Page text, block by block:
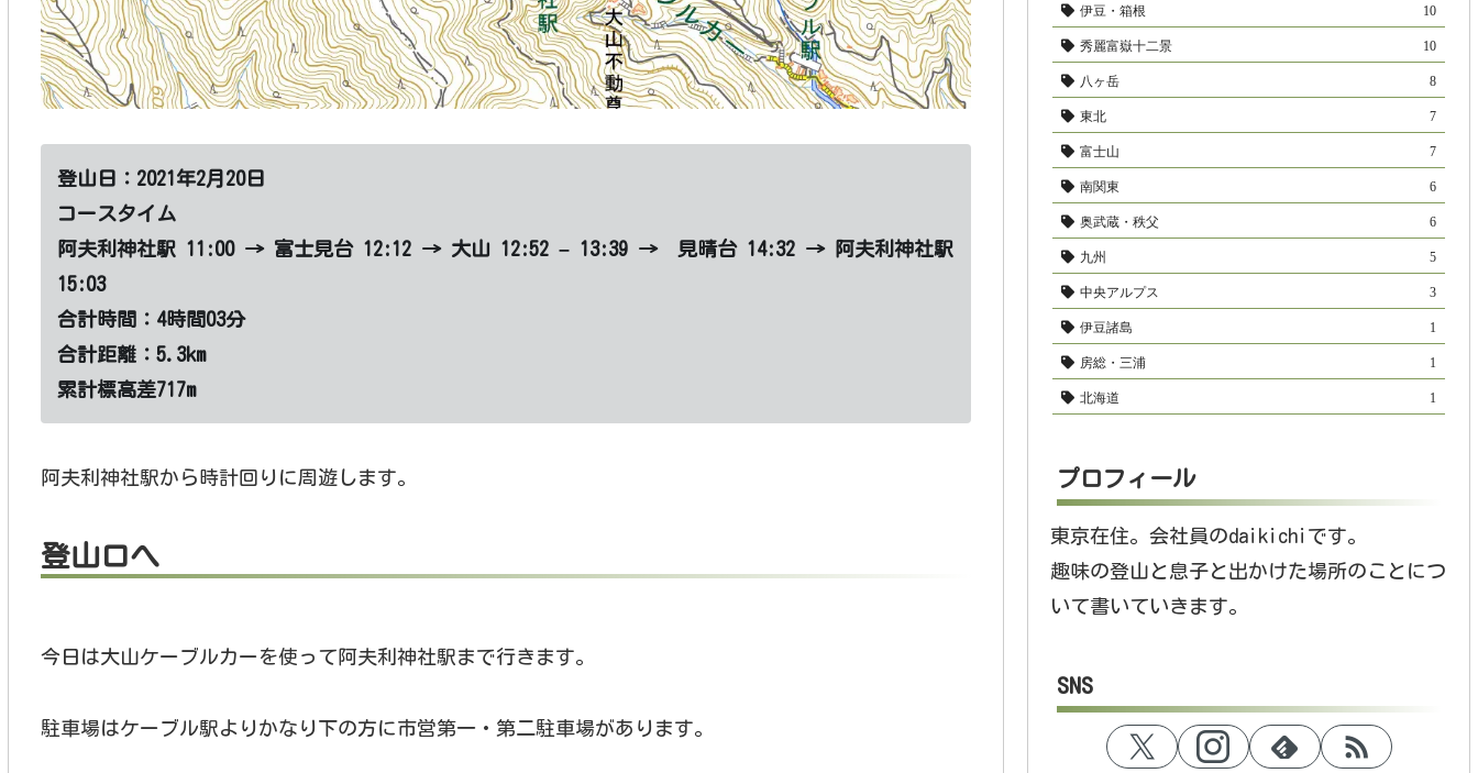
登山日：2021年2月20日
コースタイム
阿夫利神社駅 11:00 → 富士見台 12:12 → 大山 12:52 – 13:39 → 見晴台 14:32 → 阿夫利神社駅
15:03
合計時間：4時間03分
合計距離：5.3km
累計標高差717m
阿夫利神社駅から時計回りに周遊します。
登山口へ
今日は大山ケーブルカーを使って阿夫利神社駅まで行きます。
駐車場はケーブル駅よりかなり下の方に市営第一・第二駐車場があります。
伊豆・箱根 10
秀麗富嶽十二景 10
八ヶ岳 8
東北 7
富士山 7
南関東 6
奥武蔵・秩父 6
九州 5
中央アルプス 3
伊豆諸島 1
房総・三浦 1
北海道 1
プロフィール
東京在住。会社員のdaikichiです。
趣味の登山と息子と出かけた場所のことにつ
いて書いていきます。
SNS